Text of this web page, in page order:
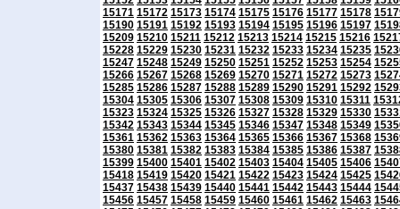
15171 15172 15173 15174 15175 15176 15177 15178
15190 15191 15192 15193 15194 15195 15196 15197
15209 15210 15211 15212 15213 15214 15215 15216
15228 15229 15230 15231 15232 15233 15234 15235
15247 15248 15249 15250 15251 15252 15253 15254
15266 15267 15268 15269 15270 15271 15272 15273
15285 15286 15287 15288 15289 15290 15291 15292
15304 15305 15306 15307 15308 15309 15310 15311
15323 15324 15325 15326 15327 15328 15329 15330
15342 15343 15344 15345 15346 15347 15348 15349
15361 15362 15363 15364 15365 15366 15367 15368
15380 15381 15382 15383 15384 15385 15386 15387
15399 15400 15401 15402 15403 15404 15405 15406
15418 15419 15420 15421 15422 15423 15424 15425
15437 15438 15439 15440 15441 15442 15443 15444
15456 15457 15458 15459 15460 15461 15462 15463